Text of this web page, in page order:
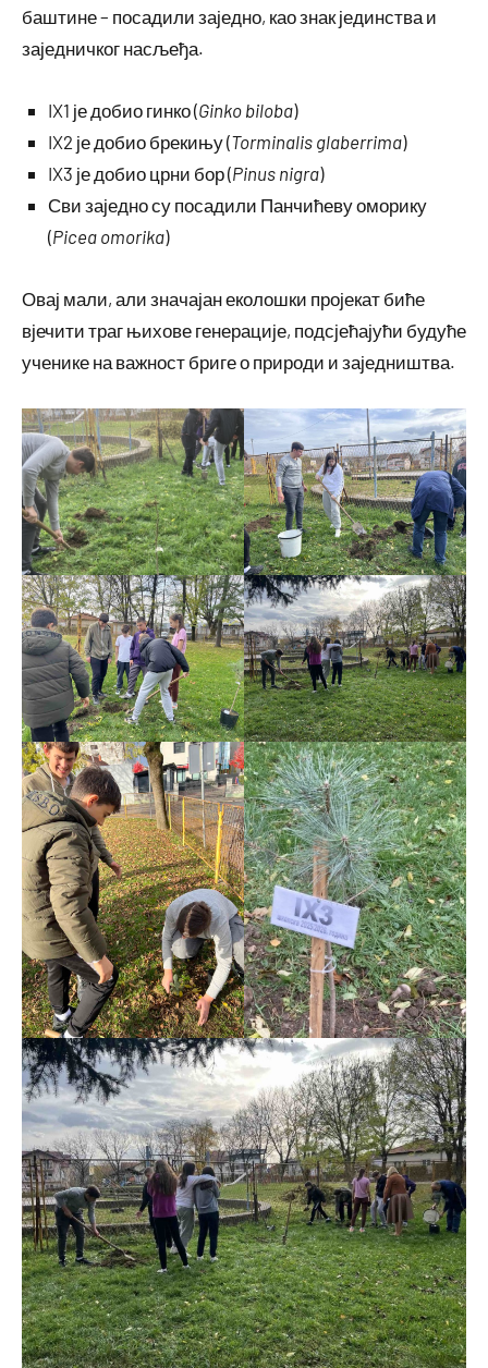
баштине – посадили заједно, као знак јединства и
заједничког насљеђа.
IX1 је добио гинко (Ginko biloba)
IX2 је добио брекињу (Torminalis glaberrima)
IX3 је добио црни бор (Pinus nigra)
Сви заједно су посадили Панчићеву оморику
(Picea omorika)
Овај мали, али значајан еколошки пројекат биће
вјечити траг њихове генерације, подсјећајући будуће
ученике на важност бриге о природи и заједништва.